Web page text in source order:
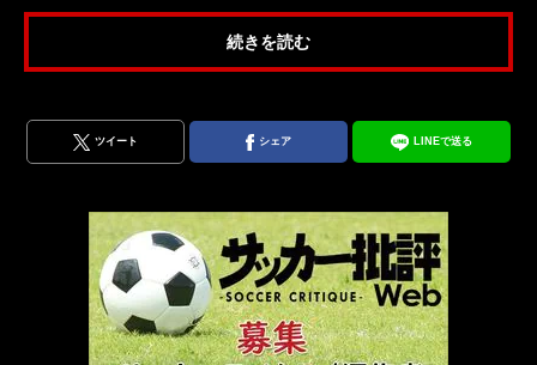
続きを読む
ツイート シェア LINEで送る